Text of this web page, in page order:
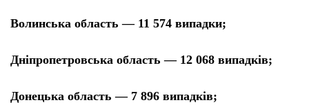
Волинська область — 11 574 випадки;
Дніпропетровська область — 12 068 випадків;
Донецька область — 7 896 випадків;